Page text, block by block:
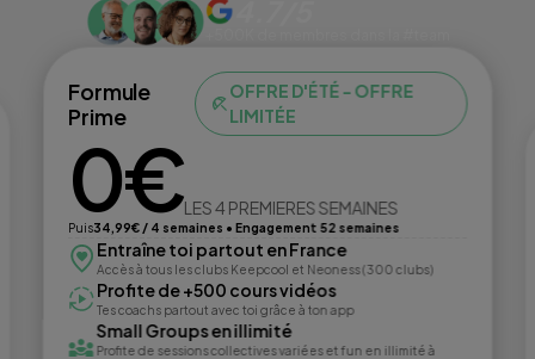
Formule
Prime
OFFRE D'ÉTÉ - OFFRE
LIMITÉE
0€LES 4 PREMIERES SEMAINES
Puis34,99€ / 4 semaines • Engagement 52 semaines
Entraîne toi partout en France
Accès à tous les clubs Keepcool et Neoness (300 clubs)
Profite de +500 cours vidéos
Tes coachs partout avec toi grâce à ton app
Small Groups en illimité
Profite de sessions collectives variées et fun en illimité à